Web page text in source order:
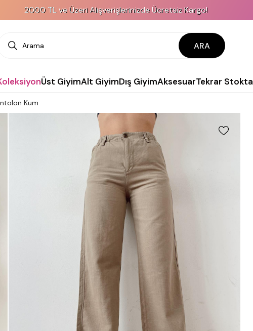
2000 TL ve Üzeri Alışverişlerinizde Ücretsiz Kargo!
ARA
Üst GiyimAlt GiyimDış GiyimAksesuarTekrar Stokta
Kum